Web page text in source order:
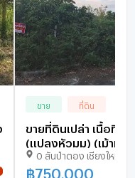
ขาย ที่ดิน
ขายที่ดินเปล่า เนื้อที่ 115 ตรว.
(แปลงหัวมุม) (เม้าท์เท่
สันป่าตอง) บ้านกลาง
อ.สันป่าตอง ถมแล้ว ปลูกต้น
0 สันป่าตอง เชียงใหม่
฿750,000